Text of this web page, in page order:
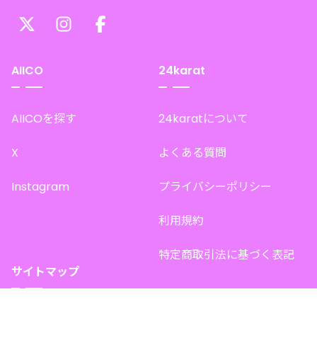
AIICO
AIICOを探す
X
Instagram
24karat
24karatについて
よくある質問
プライバシーポリシー
利用規約
特定商取引法に基づく表記
サイトマップ